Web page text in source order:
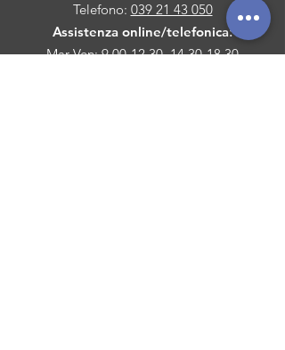
Telefono: 039 21 43 050
Assistenza online/telefonica:
Mar-Ven:9.00-12.30,14.30-18.30